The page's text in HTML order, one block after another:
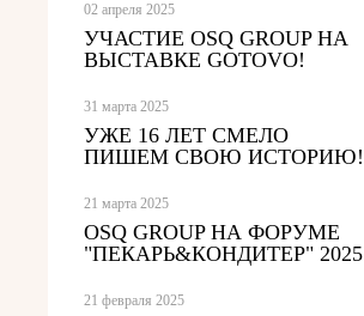
02 апреля 2025
УЧАСТИЕ OSQ GROUP НА
ВЫСТАВКЕ GOTOVO!
31 марта 2025
УЖЕ 16 ЛЕТ СМЕЛО
ПИШЕМ СВОЮ ИСТОРИЮ!
21 марта 2025
OSQ GROUP НА ФОРУМЕ
"ПЕКАРЬ&КОНДИТЕР" 2025
21 февраля 2025